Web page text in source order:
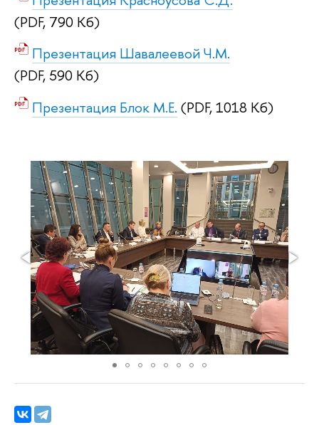
(PDF, 790 Кб)
Презентация Шавалеевой Ч.М.
(PDF, 590 Кб)
Презентация Блок М.Е. (PDF, 1018 Кб)